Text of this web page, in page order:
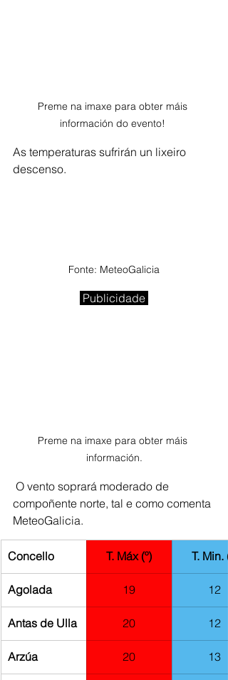
Preme na imaxe para obter máis
información do evento!
As temperaturas sufrirán un lixeiro
descenso.
Fonte: MeteoGalicia
Publicidade
Preme na imaxe para obter máis
información.
compoñente norte, tal e como comenta
MeteoGalicia.
Concello T. Máx (º) T. Min.
​Agolada 19 12
Antas de Ulla 20 12
Arzúa 20 13